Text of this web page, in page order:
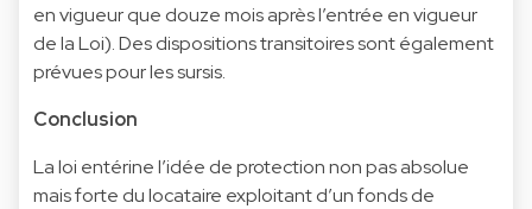
en vigueur que douze mois après l’entrée en vigueur
de la Loi). Des dispositions transitoires sont également
prévues pour les sursis.
Conclusion
La loi entérine l’idée de protection non pas absolue
mais forte du locataire exploitant d’un fonds de